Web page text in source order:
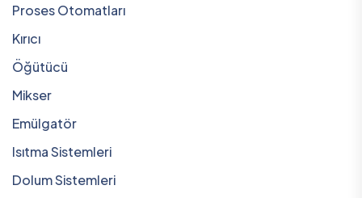
Proses Otomatları
Kırıcı
Öğütücü
Mikser
Emülgatör
Isıtma Sistemleri
Dolum Sistemleri